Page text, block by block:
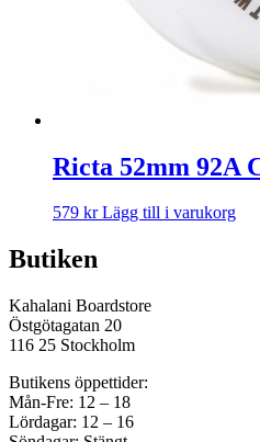
Ricta 52mm 92A
579 kr Lägg till i varukorg
Butiken
Kahalani Boardstore
Östgötagatan 20
116 25 Stockholm
Butikens öppettider:
Mån-Fre: 12 – 18
Lördagar: 12 – 16